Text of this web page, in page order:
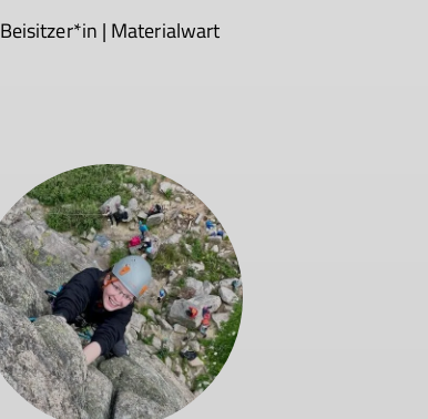
Beisitzer*in | Materialwart